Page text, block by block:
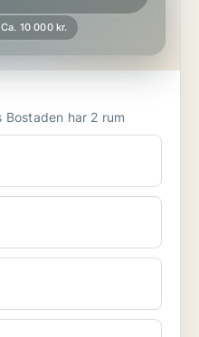
Ca. 10 000 kr.
Lägenhet att hyra i Västerås Bostaden har 2 rum